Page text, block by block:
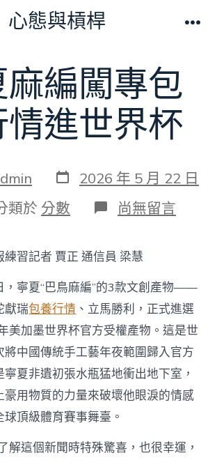
心態與槓桿
麻編闖專包
進世界杯
發
表
日
期
2026 年 5 月 22 日
類於 分數 在
〈寧
麻
編
闖
專
包
養
行
情
進
世
界
杯〉
中
尚無留言
練習記者 賈正 通信員 梁慧
，寧夏“巴鳥麻編”的3款文創產物——
獻瑞包養行情 、立馬勝利，正式進選
美加墨世界杯官方受權產物。這是世
將中國傳統手工藝年夜範圍歸入官方
夏非遺初張水瓶猛地衝出地下室，
豪用物質的力量來破壞他眼淚的情感
頂級體育賽事舞臺。
解這個新聞時特殊驚喜，也很幸運，